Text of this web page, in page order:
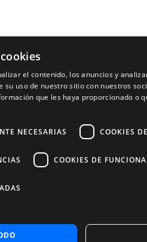
el contenido, los anuncios y
uso de nuestro sitio con nuestros
que les haya proporcionado o
NECESARIAS COOKIES
COOKIES DE